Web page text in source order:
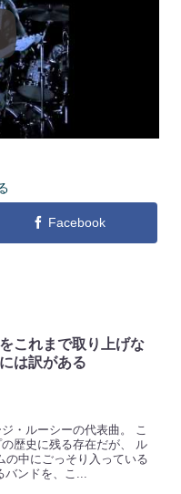
Facebook
これまで取り上げな
は訳がある
・ルーシーの代表曲。 こ
歴史に残る存在だが、 ル
の中にごっそり入っている
バンドを、こ...